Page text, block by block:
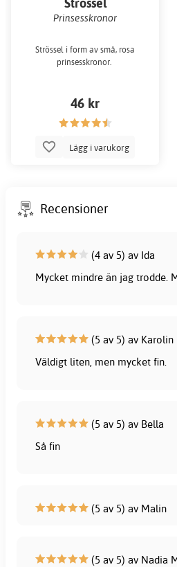
Strössel
Prinsesskronor
Strössel i form av små, rosa
prinsesskronor.
46 kr
Lägg i varukorg
Recensioner
(4 av 5) av Ida
Mycket mindre än jag trodde.
(5 av 5) av Karolin
Väldigt liten, men mycket fin.
(5 av 5) av Bella
Så fin
(5 av 5) av Malin
(5 av 5) av Nadia